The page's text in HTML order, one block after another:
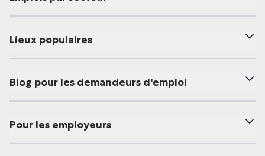
Lieux populaires
Blog pour les demandeurs d'emploi
Pour les employeurs